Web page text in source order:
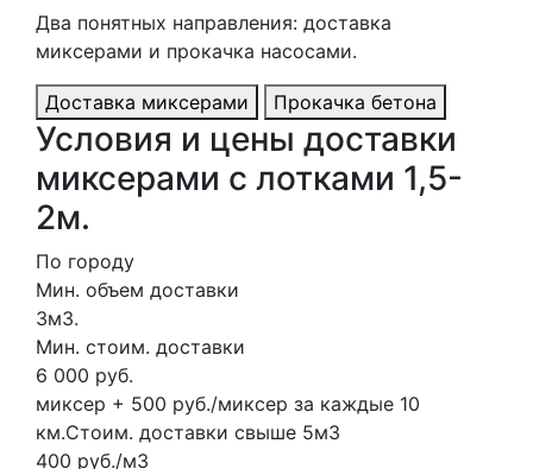
Два понятных направления: доставка
миксерами и прокачка насосами.
Доставка миксерами Прокачка бетона
Условия и цены доставки
миксерами с лотками 1,5-
2м.
По городу
Мин. объем доставки
3м3.
Мин. стоим. доставки
6 000 руб.
миксер + 500 руб./миксер за каждые 10
км.Стоим. доставки свыше 5м3
400 руб./м3